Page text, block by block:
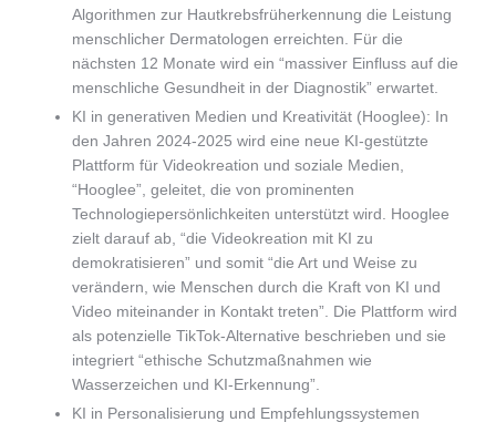
Algorithmen zur Hautkrebsfrüherkennung die Leistung
menschlicher Dermatologen erreichten. Für die
nächsten 12 Monate wird ein “massiver Einfluss auf die
menschliche Gesundheit in der Diagnostik” erwartet.
KI in generativen Medien und Kreativität (Hooglee): In
den Jahren 2024-2025 wird eine neue KI-gestützte
Plattform für Videokreation und soziale Medien,
“Hooglee”, geleitet, die von prominenten
Technologiepersönlichkeiten unterstützt wird. Hooglee
zielt darauf ab, “die Videokreation mit KI zu
demokratisieren” und somit “die Art und Weise zu
verändern, wie Menschen durch die Kraft von KI und
Video miteinander in Kontakt treten”. Die Plattform wird
als potenzielle TikTok-Alternative beschrieben und sie
integriert “ethische Schutzmaßnahmen wie
Wasserzeichen und KI-Erkennung”.
KI in Personalisierung und Empfehlungssystemen